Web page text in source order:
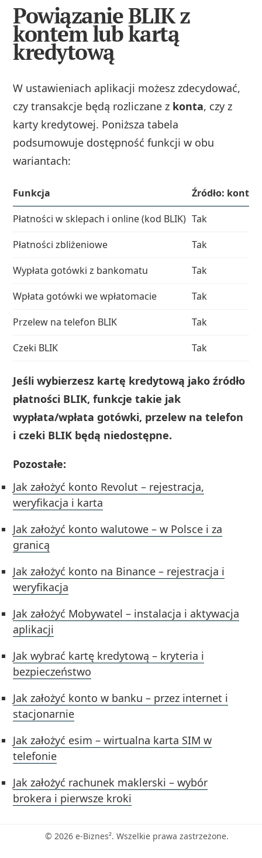
Powiązanie BLIK z
kontem lub kartą
kredytową
W ustawieniach aplikacji możesz zdecydować,
czy transakcje będą rozliczane z konta, czy z
karty kredytowej. Poniższa tabela
podsumowuje dostępność funkcji w obu
wariantach:
Funkcja Źródło: konto
Płatności w sklepach i online (kod BLIK) Tak
Płatności zbliżeniowe
Tak
Wypłata gotówki z bankomatu
Tak
Wpłata gotówki we wpłatomacie
Tak
Przelew na telefon BLIK
Tak
Czeki BLIK
Tak
Jeśli wybierzesz kartę kredytową jako źródło
płatności BLIK, funkcje takie jak
wypłata/wpłata gotówki, przelew na telefon
i czeki BLIK będą niedostępne.
Pozostałe:
Jak założyć konto Revolut – rejestracja,
weryfikacja i karta
Jak założyć konto walutowe – w Polsce i za
granicą
Jak założyć konto na Binance – rejestracja i
weryfikacja
Jak założyć Mobywatel – instalacja i aktywacja
aplikacji
Jak wybrać kartę kredytową – kryteria i
bezpieczeństwo
Jak założyć konto w banku – przez internet i
stacjonarnie
Jak założyć esim – wirtualna karta SIM w
telefonie
Jak założyć rachunek maklerski – wybór
brokera i pierwsze kroki
© 2026 e-Biznes². Wszelkie prawa zastrzeżone.